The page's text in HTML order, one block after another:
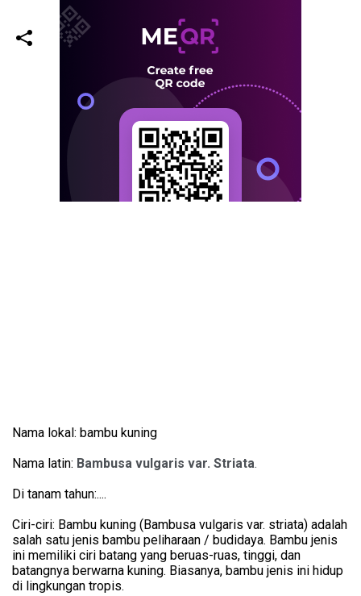
Nama lokal: bambu kuning
Nama latin: Bambusa vulgaris var. Striata.
Di tanam tahun:....
Ciri-ciri: Bambu kuning (Bambusa vulgaris var. striata) adalah
salah satu jenis bambu peliharaan / budidaya. Bambu jenis
ini memiliki ciri batang yang beruas-ruas, tinggi, dan
batangnya berwarna kuning. Biasanya, bambu jenis ini hidup
di lingkungan tropis.
Share on Twitter
Share on WhatsApp